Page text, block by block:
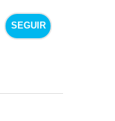
SEGUIR